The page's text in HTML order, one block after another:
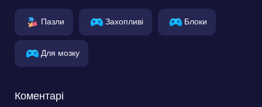
Пазли Захопливі Блоки
Для мозку
Коментарі